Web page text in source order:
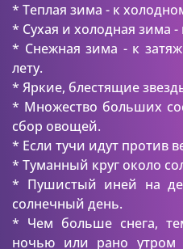
* Теплая зима - к
* Сухая и холодная зима -
* Снежная зима - к
лету.
* Яркие, блестящие
* Множество больших
сбор овощей.
* Если тучи идут против
* Туманный круг около
* Пушистый иней на
солнечный день.
* Чем больше снега,
ночью или рано утром